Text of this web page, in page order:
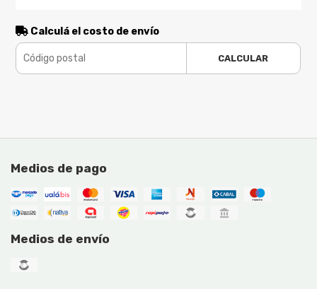
Calculá el costo de envío
CALCULAR
Medios de pago
Medios de envío